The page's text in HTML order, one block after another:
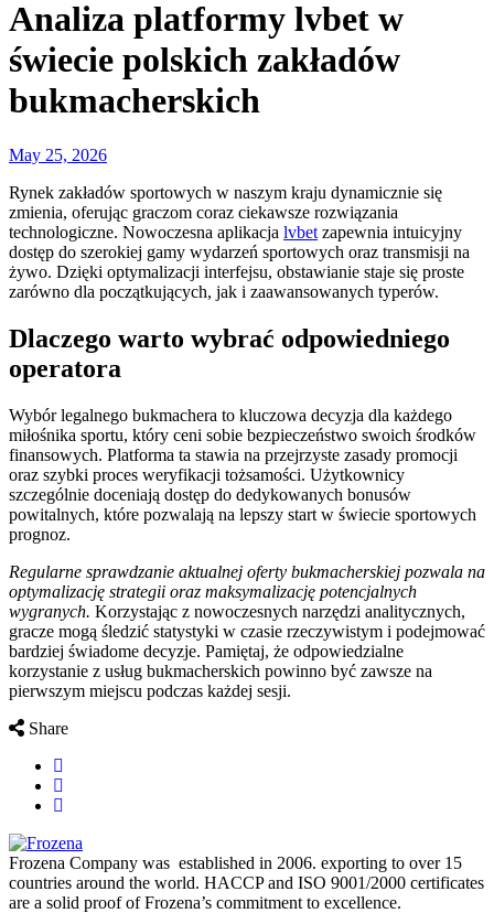
Analiza platformy lvbet w
świecie polskich zakładów
bukmacherskich
May 25, 2026
Rynek zakładów sportowych w naszym kraju dynamicznie się
zmienia, oferując graczom coraz ciekawsze rozwiązania
technologiczne. Nowoczesna aplikacja lvbet zapewnia intuicyjny
dostęp do szerokiej gamy wydarzeń sportowych oraz transmisji na
żywo. Dzięki optymalizacji interfejsu, obstawianie staje się proste
zarówno dla początkujących, jak i zaawansowanych typerów.
Dlaczego warto wybrać odpowiedniego
operatora
Wybór legalnego bukmachera to kluczowa decyzja dla każdego
miłośnika sportu, który ceni sobie bezpieczeństwo swoich środków
finansowych. Platforma ta stawia na przejrzyste zasady promocji
oraz szybki proces weryfikacji tożsamości. Użytkownicy
szczególnie doceniają dostęp do dedykowanych bonusów
powitalnych, które pozwalają na lepszy start w świecie sportowych
prognoz.
Regularne sprawdzanie aktualnej oferty bukmacherskiej pozwala na
optymalizację strategii oraz maksymalizację potencjalnych
wygranych. Korzystając z nowoczesnych narzędzi analitycznych,
gracze mogą śledzić statystyki w czasie rzeczywistym i podejmować
bardziej świadome decyzje. Pamiętaj, że odpowiedzialne
korzystanie z usług bukmacherskich powinno być zawsze na
pierwszym miejscu podczas każdej sesji.
Share
Frozena Company was established in 2006. exporting to over 15
countries around the world. HACCP and ISO 9001/2000 certificates
are a solid proof of Frozena’s commitment to excellence.